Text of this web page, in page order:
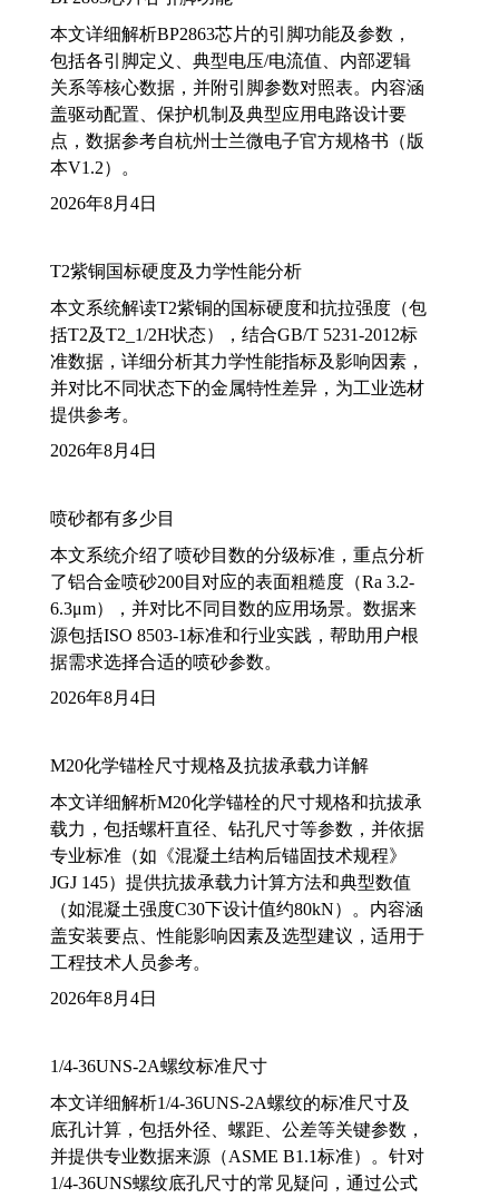
本文详细解析BP2863芯片的引脚功能及参数，
包括各引脚定义、典型电压/电流值、内部逻辑
关系等核心数据，并附引脚参数对照表。内容涵
盖驱动配置、保护机制及典型应用电路设计要
点，数据参考自杭州士兰微电子官方规格书（版
本V1.2）。
2026年8月4日
T2紫铜国标硬度及力学性能分析
本文系统解读T2紫铜的国标硬度和抗拉强度（包
括T2及T2_1/2H状态），结合GB/T 5231-2012标
准数据，详细分析其力学性能指标及影响因素，
并对比不同状态下的金属特性差异，为工业选材
提供参考。
2026年8月4日
喷砂都有多少目
本文系统介绍了喷砂目数的分级标准，重点分析
了铝合金喷砂200目对应的表面粗糙度（Ra 3.2-
6.3μm），并对比不同目数的应用场景。数据来
源包括ISO 8503-1标准和行业实践，帮助用户根
据需求选择合适的喷砂参数。
2026年8月4日
M20化学锚栓尺寸规格及抗拔承载力详解
本文详细解析M20化学锚栓的尺寸规格和抗拔承
载力，包括螺杆直径、钻孔尺寸等参数，并依据
专业标准（如《混凝土结构后锚固技术规程》
JGJ 145）提供抗拔承载力计算方法和典型数值
（如混凝土强度C30下设计值约80kN）。内容涵
盖安装要点、性能影响因素及选型建议，适用于
工程技术人员参考。
2026年8月4日
1/4-36UNS-2A螺纹标准尺寸
本文详细解析1/4-36UNS-2A螺纹的标准尺寸及
底孔计算，包括外径、螺距、公差等关键参数，
并提供专业数据来源（ASME B1.1标准）。针对
1/4-36UNS螺纹底孔尺寸的常见疑问，通过公式